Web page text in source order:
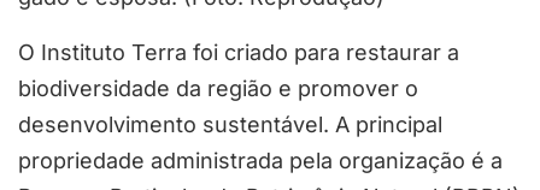
O Instituto Terra foi criado para restaurar a
biodiversidade da região e promover o
desenvolvimento sustentável. A principal
propriedade administrada pela organização é a